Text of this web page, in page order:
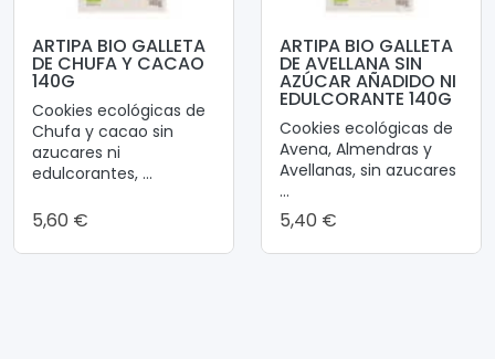
ARTIPA BIO GALLETA
DE CHUFA Y CACAO
140G
Cookies ecológicas de
Chufa y cacao sin
azucares ni
edulcorantes, ...
5,60 €
ARTIPA BIO GALLETA
DE AVELLANA SIN
AZÚCAR AÑADIDO NI
EDULCORANTE 140G
Cookies ecológicas de
Avena, Almendras y
Avellanas, sin azucares
...
5,40 €